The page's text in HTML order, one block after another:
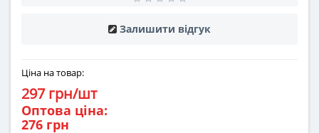
Залишити відгук
Ціна на товар:
297 грн/шт
Оптова ціна:
276 грн